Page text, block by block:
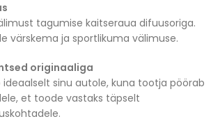
tagumise kaitseraua difuusoriga.
värskema ja sportlikuma välimuse.
originaaliga
sinu autole, kuna tootja pöörab
et toode vastaks täpselt